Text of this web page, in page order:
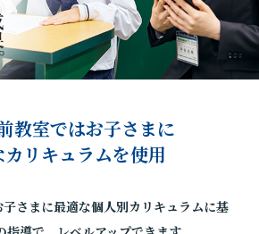
教室ではお子さまに
リキュラムを使用
さまに最適な個人別カリキュラムに基